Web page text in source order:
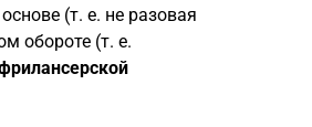
(т. е. не разовая
обороте (т. е.